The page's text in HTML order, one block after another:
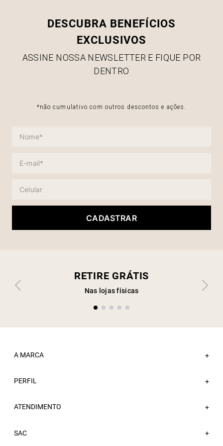
DESCUBRA BENEFÍCIOS
EXCLUSIVOS
ASSINE NOSSA NEWSLETTER E FIQUE POR
DENTRO
*não cumulativo com outros descontos e ações.
CADASTRAR
RETIRE GRÁTIS
Nas lojas físicas
A MARCA +
Sobre a Sacada
Trabalhe Conosco
PERFIL +
Minha Conta
ATENDIMENTO +
Fale Conosco
SAC